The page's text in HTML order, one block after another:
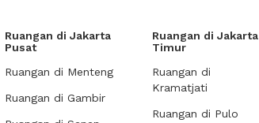
Ruangan di Jakarta
Pusat
Ruangan di Menteng
Ruangan di Gambir
Ruangan di Jakarta
Timur
Ruangan di
Kramatjati
Ruangan di Pulo